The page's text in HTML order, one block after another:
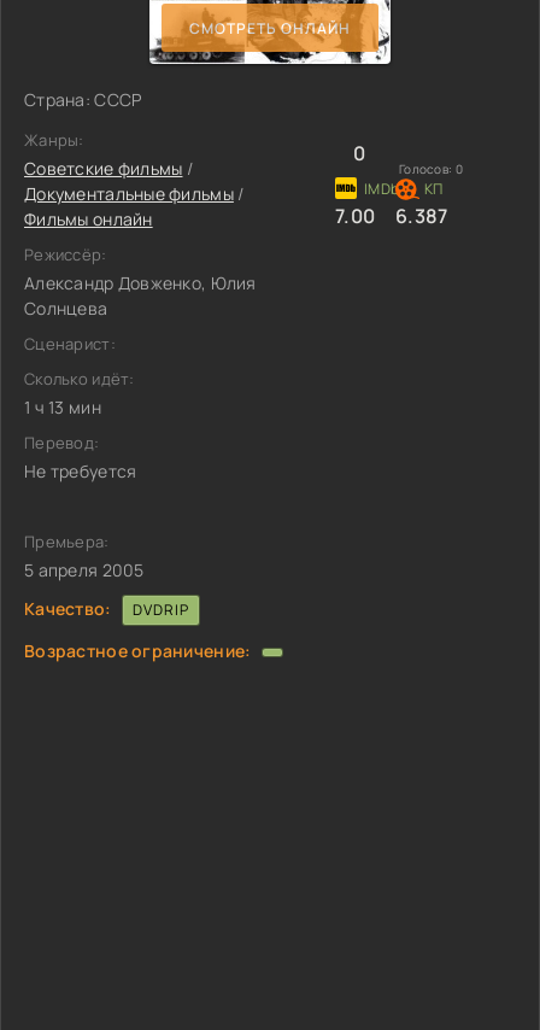
СМОТРЕТЬ ОНЛАЙН
Страна: СССР
Жанры:
Советские фильмы /
Документальные фильмы/
Фильмы онлайн
Режиссёр:
Александр Довженко, Юлия
Солнцева
Сценарист:
Сколько идёт:
1 ч 13 мин
Перевод:
Не требуется
0
Голосов: 0
7.00 6.387
Премьера:
5 апреля 2005
Качество:
DVDRIP
Возрастное ограничение: